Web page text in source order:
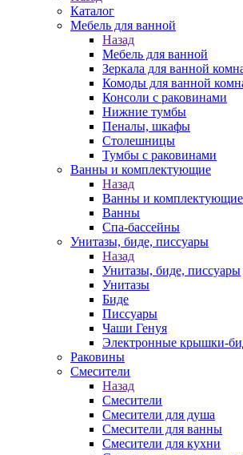
Каталог
Мебель для ванной
Назад
Мебель для ванной
Зеркала для ванной
Комоды для ванной
Консоли с раковинами
Нижние тумбы
Пеналы, шкафы
Столешницы
Тумбы с раковинами
Ванны и комплектующие
Назад
Ванны и комплектующие
Ванны
Спа-бассейны
Унитазы, биде, писсуары
Назад
Унитазы, биде, писсуары
Унитазы
Биде
Писсуары
Чаши Генуя
Электронные крышки-
Раковины
Смесители
Назад
Смесители
Смесители для душа
Смесители для ванны
Смесители для кухни